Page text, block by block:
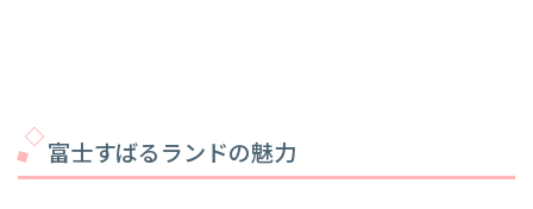
富士すばるランドの魅力